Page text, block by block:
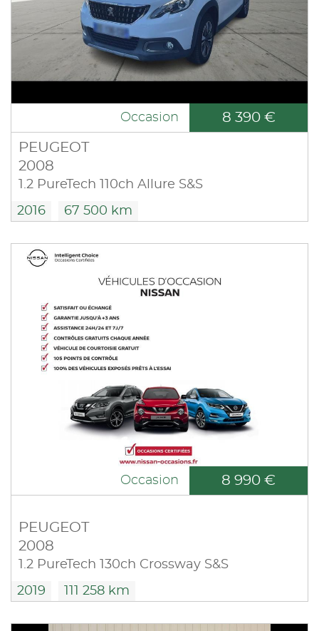
Occasion 8 390 €
PEUGEOT
2008
1.2 PureTech 110ch Allure S&S
2016 67 500 km
Occasion 8 990 €
PEUGEOT
2008
1.2 PureTech 130ch Crossway S&S
2019 111 258 km